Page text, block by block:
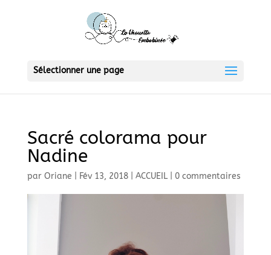
Sélectionner une page
Sacré colorama pour
Nadine
par Oriane Fév 13, 2018| ACCUEIL| 0 commentaires